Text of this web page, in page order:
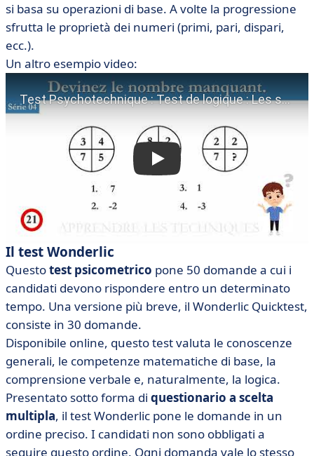
si basa su operazioni di base. A volte la progressione
sfrutta le proprietà dei numeri (primi, pari, dispari,
ecc.).
Un altro esempio video:
Il test Wonderlic
Questotest psicometrico pone 50 domande a cui i
candidati devono rispondere entro un determinato
tempo. Una versione più breve, il Wonderlic Quicktest,
consiste in 30 domande.
Disponibile online, questo test valuta le conoscenze
generali, le competenze matematiche di base, la
comprensione verbale e, naturalmente, la logica.
Presentato sotto forma di questionario a scelta
multipla, il test Wonderlic pone le domande in un
ordine preciso. I candidati non sono obbligati a
seguire questo ordine. Ogni domanda vale lo stesso